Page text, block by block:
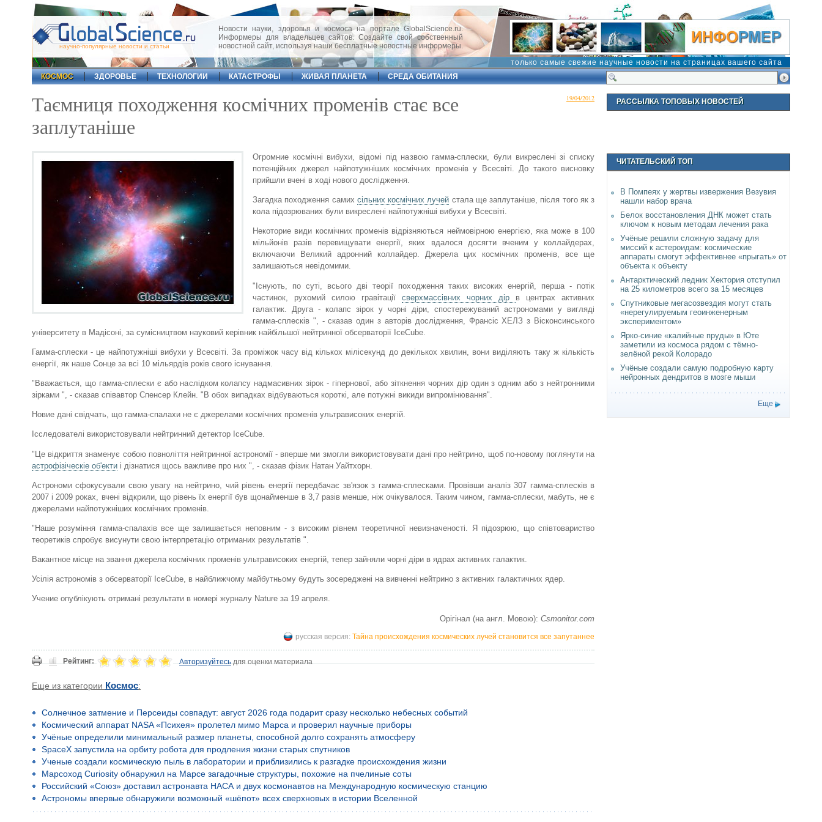
научно-популярные новости и статьи
Новости науки, здоровья и космоса на портале GlobalScience.ru.
Информеры для владельцев сайтов. Создайте свой собственный
новостной сайт, используя наши бесплатные новостные информеры.
только самые свежие научные новости на страницах вашего сайта
КОСМОС
ЗДОРОВЬЕ ТЕХНОЛОГИИ КАТАСТРОФЫ ЖИВАЯ ПЛАНЕТА СРЕДА ОБИТАНИЯ
19/04/2012
Таємниця походження космічних променів стає все
заплутаніше
Огромние космічні вибухи, відомі під назвою гамма-сплески, були викреслені зі списку
потенційних джерел найпотужніших космічних променів у Всесвіті. До такого висновку
прийшли вчені в ході нового дослідження.
Загадка походження самих сільних космічних лучей стала ще заплутаніше, після того як з
кола підозрюваних були викреслені найпотужніші вибухи у Всесвіті.
Некоторие види космічних променів відрізняються неймовірною енергією, яка може в 100
мільйонів разів перевищувати енергії, яких вдалося досягти вченим у коллайдерах,
включаючи Великий адронний коллайдер. Джерела цих космічних променів, все ще
залишаються невідомими.
"Існують, по суті, всього дві теорії походження таких високих енергій, перша - потік
частинок, рухомий силою гравітації сверхмассівних чорних дір в центрах активних
галактик. Друга - колапс зірок у чорні діри, спостережуваний астрономами у вигляді
гамма-сплесків ", - сказав один з авторів дослідження, Франсіс ХЕЛЗ з Вісконсинського
університету в Мадісоні, за сумісництвом науковий керівник найбільшої нейтринної обсерваторії IceCube.
Гамма-сплески - це найпотужніші вибухи у Всесвіті. За проміжок часу від кількох мілісекунд до декількох хвилин, вони виділяють таку ж кількість
енергії, як наше Сонце за всі 10 мільярдів років свого існування.
"Вважається, що гамма-сплески є або наслідком колапсу надмасивних зірок - гіпернової, або зіткнення чорних дір один з одним або з нейтронними
зірками ", - сказав співавтор Спенсер Клейн. "В обох випадках відбуваються короткі, але потужні викиди випромінювання".
Новие дані свідчать, що гамма-спалахи не є джерелами космічних променів ультрависоких енергій.
Ісследователі використовували нейтринний детектор IceCube.
"Це відкриття знаменує собою повноліття нейтринної астрономії - вперше ми змогли використовувати дані про нейтрино, щоб по-новому поглянути на
астрофізіческіе об'екти і дізнатися щось важливе про них ", - сказав фізик Натан Уайтхорн.
Астрономи сфокусували свою увагу на нейтрино, чий рівень енергії передбачає зв'язок з гамма-сплесками. Провівши аналіз 307 гамма-сплесків в
2007 і 2009 роках, вчені відкрили, що рівень їх енергії був щонайменше в 3,7 разів менше, ніж очікувалося. Таким чином, гамма-сплески, мабуть, не є
джерелами найпотужніших космічних променів.
"Наше розуміння гамма-спалахів все ще залишається неповним - з високим рівнем теоретичної невизначеності. Я підозрюю, що співтовариство
теоретиків спробує висунути свою інтерпретацію отриманих результатів ".
Вакантное місце на звання джерела космічних променів ультрависоких енергій, тепер зайняли чорні діри в ядрах активних галактик.
Усілія астрономів з обсерваторії IceCube, в найближчому майбутньому будуть зосереджені на вивченні нейтрино з активних галактичних ядер.
Учение опублікують отримані результати в номері журналу Nature за 19 апреля.
Орігінал (на англ. Мовою): Csmonitor.com
русская версия: Тайна происхождения космических лучей становится все запутаннее
Рейтинг: Авторизуйтесьдля оценки материала
Еще из категории Космос:
Солнечное затмение и Персеиды совпадут: август 2026 года подарит сразу несколько небесных событий
Космический аппарат NASA «Психея» пролетел мимо Марса и проверил научные приборы
Учёные определили минимальный размер планеты, способной долго сохранять атмосферу
SpaceX запустила на орбиту робота для продления жизни старых спутников
Ученые создали космическую пыль в лаборатории и приблизились к разгадке происхождения жизни
Марсоход Curiosity обнаружил на Марсе загадочные структуры, похожие на пчелиные соты
Российский «Союз» доставил астронавта НАСА и двух космонавтов на Международную космическую станцию
Астрономы впервые обнаружили возможный «шёпот» всех сверхновых в истории Вселенной
РАССЫЛКА ТОПОВЫХ НОВОСТЕЙ
ЧИТАТЕЛЬСКИЙ ТОП
В Помпеях у жертвы извержения Везувия
нашли набор врача
Белок восстановления ДНК может стать
ключом к новым методам лечения рака
Учёные решили сложную задачу для
миссий к астероидам: космические
аппараты смогут эффективнее «прыгать» от
объекта к объекту
Антарктический ледник Хектория отступил
на 25 километров всего за 15 месяцев
Спутниковые мегасозвездия могут стать
«нерегулируемым геоинженерным
экспериментом»
Ярко-синие «калийные пруды» в Юте
заметили из космоса рядом с тёмно-
зелёной рекой Колорадо
Учёные создали самую подробную карту
нейронных дендритов в мозге мыши
Еще